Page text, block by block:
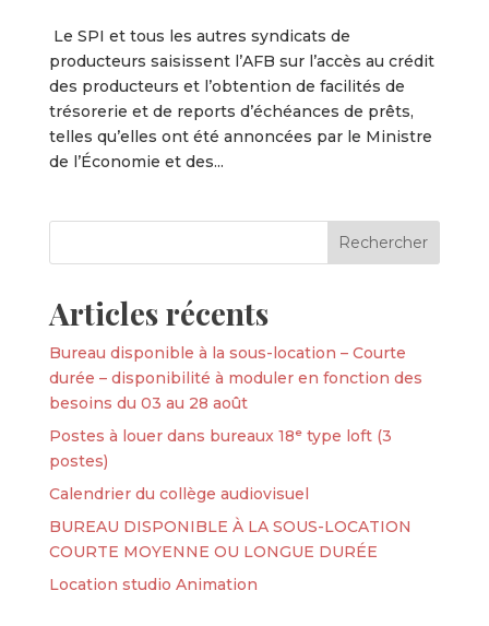
Le SPI et tous les autres syndicats de
producteurs saisissent l’AFB sur l’accès au crédit
des producteurs et l’obtention de facilités de
trésorerie et de reports d’échéances de prêts,
telles qu’elles ont été annoncées par le Ministre
de l’Économie et des...
Articles récents
Bureau disponible à la sous-location – Courte
durée – disponibilité à moduler en fonction des
besoins du 03 au 28 août
Postes à louer dans bureaux 18ᵉ type loft (3
postes)
Calendrier du collège audiovisuel
BUREAU DISPONIBLE À LA SOUS-LOCATION
COURTE MOYENNE OU LONGUE DURÉE
Location studio Animation